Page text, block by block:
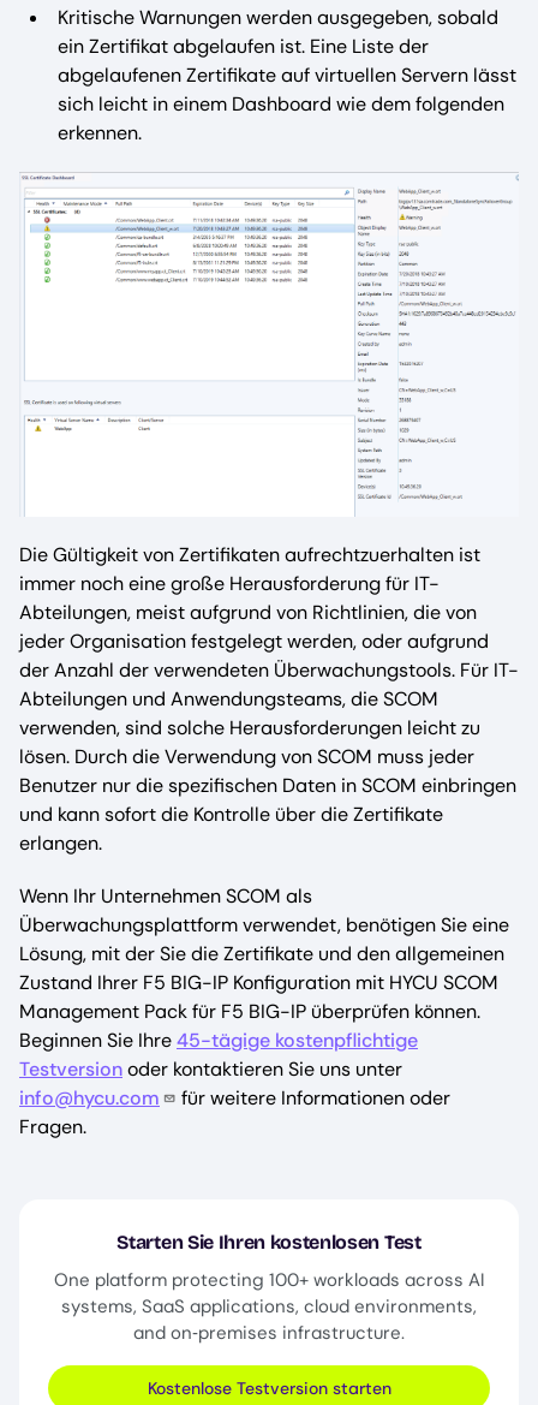
Kritische Warnungen werden ausgegeben, sobald
ein Zertifikat abgelaufen ist. Eine Liste der
abgelaufenen Zertifikate auf virtuellen Servern lässt
sich leicht in einem Dashboard wie dem folgenden
erkennen.
Die Gültigkeit von Zertifikaten aufrechtzuerhalten ist
immer noch eine große Herausforderung für IT-
Abteilungen, meist aufgrund von Richtlinien, die von
jeder Organisation festgelegt werden, oder aufgrund
der Anzahl der verwendeten Überwachungstools. Für IT-
Abteilungen und Anwendungsteams, die SCOM
verwenden, sind solche Herausforderungen leicht zu
lösen. Durch die Verwendung von SCOM muss jeder
Benutzer nur die spezifischen Daten in SCOM einbringen
und kann sofort die Kontrolle über die Zertifikate
erlangen.
Wenn Ihr Unternehmen SCOM als
Überwachungsplattform verwendet, benötigen Sie eine
Lösung, mit der Sie die Zertifikate und den allgemeinen
Zustand Ihrer F5 BIG-IP Konfiguration mit HYCU SCOM
Management Pack für F5 BIG-IP überprüfen können.
Beginnen Sie Ihre45-tägige kostenpflichtige
Testversionoder kontaktieren Sie uns unter
info@hycu.com
für weitere Informationen oder
Fragen.
Starten Sie Ihren kostenlosen Test
One platform protecting 100+ workloads across AI
systems, SaaS applications, cloud environments,
and on‑premises infrastructure.
Kostenlose Testversion starten